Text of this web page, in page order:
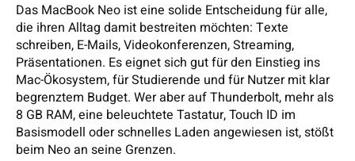
Das MacBook Neo ist eine solide Entscheidung für alle,
die ihren Alltag damit bestreiten möchten: Texte
schreiben, E-Mails, Videokonferenzen, Streaming,
Präsentationen. Es eignet sich gut für den Einstieg ins
Mac-Ökosystem, für Studierende und für Nutzer mit klar
begrenztem Budget. Wer aber auf Thunderbolt, mehr als
8 GB RAM, eine beleuchtete Tastatur, Touch ID im
Basismodell oder schnelles Laden angewiesen ist, stößt
beim Neo an seine Grenzen.